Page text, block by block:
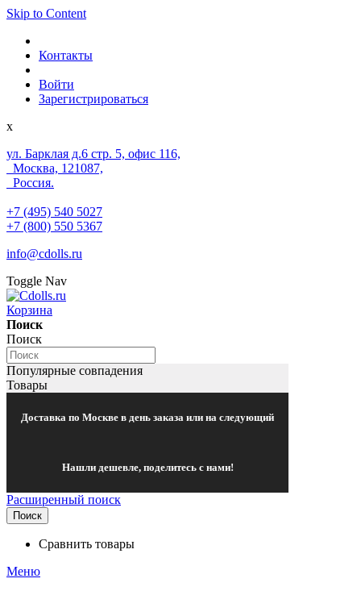
Skip to Content
Контакты
Войти
Зарегистрироваться
x
ул. Барклая д.6 стр. 5, офис 116,
Москва, 121087,
Россия.
+7 (495) 540 5027
+7 (800) 550 5367
info@cdolls.ru
Toggle Nav
Корзина
Поиск
Поиск
Популярные совпадения
Товары
Доставка по Москве в день заказа или на следующий
Нашли дешевле, поделитесь с нами!
Расширенный поиск
Поиск
Сравнить товары
Меню